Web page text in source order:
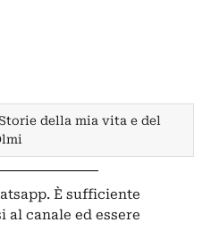
della mia vita e del
È sufficiente
al canale ed essere